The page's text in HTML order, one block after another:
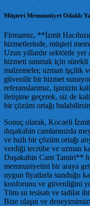
Müşteri Memnuniyet Odaklı
Firmamız, **İzmit
hizmetlerinde, müşteri
Uzun yıllardır sektörde
hizmeti sunmak için
malzemeler, uzman işçilik
güvenilir bir hizmet
referanslarımız, işimizin
iletişime geçerek, siz de
bir çözüm ortağı
Sonuç olarak, Kocaeli
duşakabin camlarınızda
ve hızlı bir çözüm ortağı
verdiği tecrübe ve uzman
Duşakabin Cam Tamiri**
memnuniyetini bir araya
uygun fiyatlarla sunduğu
konforunu ve güvenliğini
Tüm su tesisatı ve tadilat
Bize ulaşın ve